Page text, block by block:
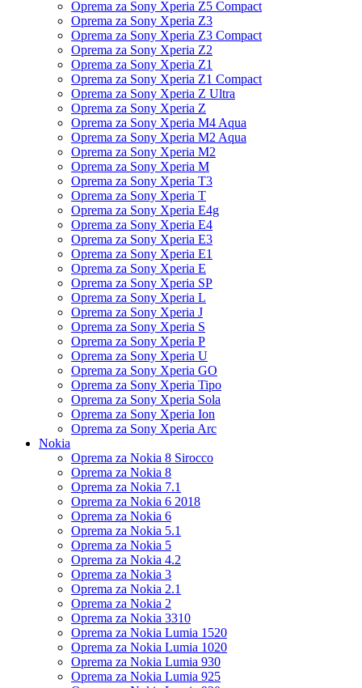
Oprema za Sony Xperia Z5 Compact
Oprema za Sony Xperia Z3
Oprema za Sony Xperia Z3 Compact
Oprema za Sony Xperia Z2
Oprema za Sony Xperia Z1
Oprema za Sony Xperia Z1 Compact
Oprema za Sony Xperia Z Ultra
Oprema za Sony Xperia Z
Oprema za Sony Xperia M4 Aqua
Oprema za Sony Xperia M2 Aqua
Oprema za Sony Xperia M2
Oprema za Sony Xperia M
Oprema za Sony Xperia T3
Oprema za Sony Xperia T
Oprema za Sony Xperia E4g
Oprema za Sony Xperia E4
Oprema za Sony Xperia E3
Oprema za Sony Xperia E1
Oprema za Sony Xperia E
Oprema za Sony Xperia SP
Oprema za Sony Xperia L
Oprema za Sony Xperia J
Oprema za Sony Xperia S
Oprema za Sony Xperia P
Oprema za Sony Xperia U
Oprema za Sony Xperia GO
Oprema za Sony Xperia Tipo
Oprema za Sony Xperia Sola
Oprema za Sony Xperia Ion
Oprema za Sony Xperia Arc
Nokia
Oprema za Nokia 8 Sirocco
Oprema za Nokia 8
Oprema za Nokia 7.1
Oprema za Nokia 6 2018
Oprema za Nokia 6
Oprema za Nokia 5.1
Oprema za Nokia 5
Oprema za Nokia 4.2
Oprema za Nokia 3
Oprema za Nokia 2.1
Oprema za Nokia 2
Oprema za Nokia 3310
Oprema za Nokia Lumia 1520
Oprema za Nokia Lumia 1020
Oprema za Nokia Lumia 930
Oprema za Nokia Lumia 925